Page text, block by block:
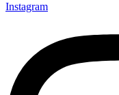
Instagram